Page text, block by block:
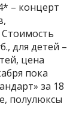
– концерт
для детей –
цена
пока
за 18
полулюксы